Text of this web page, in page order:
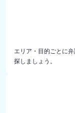
エリア・目的ごとに
探しましょう。